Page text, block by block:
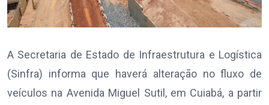
A Secretaria de Estado de Infraestrutura e Logística
(Sinfra) informa que haverá alteração no fluxo de
veículos na Avenida Miguel Sutil, em Cuiabá, a partir